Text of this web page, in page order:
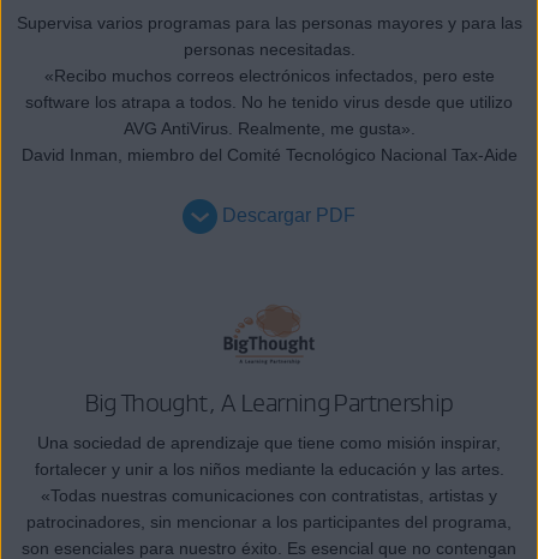
Supervisa varios programas para las personas mayores y para las
personas necesitadas.
«Recibo muchos correos electrónicos infectados, pero este
software los atrapa a todos. No he tenido virus desde que utilizo
AVG AntiVirus. Realmente, me gusta».
David Inman, miembro del Comité Tecnológico Nacional Tax-Aide
Descargar PDF
Big Thought, A Learning Partnership
Una sociedad de aprendizaje que tiene como misión inspirar,
fortalecer y unir a los niños mediante la educación y las artes.
«Todas nuestras comunicaciones con contratistas, artistas y
patrocinadores, sin mencionar a los participantes del programa,
son esenciales para nuestro éxito. Es esencial que no contengan